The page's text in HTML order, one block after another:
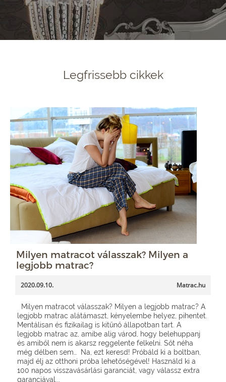
Legfrissebb cikkek
Milyen matracot válasszak? Milyen a
legjobb matrac?
2020.09.10. Matrac.hu
Milyen matracot válasszak? Milyen a legjobb matrac? A
legjobb matrac alátámaszt, kényelembe helyez, pihentet.
Mentálisan és fizikailag is kitűnő állapotban tart. A
legjobb matrac az, amibe alig várod, hogy belehuppanj
és amiből nem is akarsz reggelente felkelni. Sőt néha
még délben sem… Na, ezt keresd! Próbáld ki a boltban,
majd élj az otthoni próba lehetőségével! Használd ki a
100 napos visszavásárlási garanciát, vagy válassz extra
garanciával...